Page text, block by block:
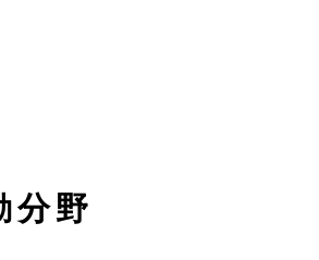
分野